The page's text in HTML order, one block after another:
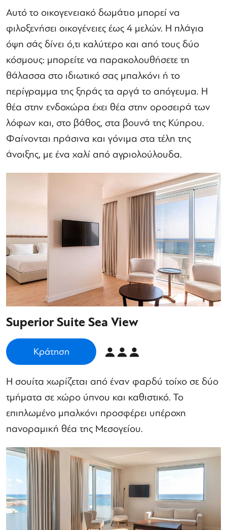
Αυτό το οικογενειακό δωμάτιο μπορεί να
φιλοξενήσει οικογένειες έως 4 μελών. Η πλάγια
όψη σάς δίνει ό,τι καλύτερο και από τους δύο
κόσμους: μπορείτε να παρακολουθήσετε τη
θάλασσα στο ιδιωτικό σας μπαλκόνι ή το
περίγραμμα της ξηράς τα αργά το απόγευμα. Η
θέα στην ενδοχώρα έχει θέα στην οροσειρά των
λόφων και, στο βάθος, στα βουνά της Κύπρου.
Φαίνονται πράσινα και γόνιμα στα τέλη της
άνοιξης, με ένα χαλί από αγριολούλουδα.
Superior Suite Sea View
Κράτηση
Η σουίτα χωρίζεται από έναν φαρδύ τοίχο σε δύο
τμήματα σε χώρο ύπνου και καθιστικό. Το
επιπλωμένο μπαλκόνι προσφέρει υπέροχη
πανοραμική θέα της Μεσογείου.